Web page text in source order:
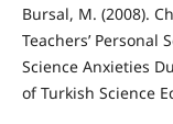
Bursal, M. (2008).
Teachers’ Personal
Science Anxieties
of Turkish Science